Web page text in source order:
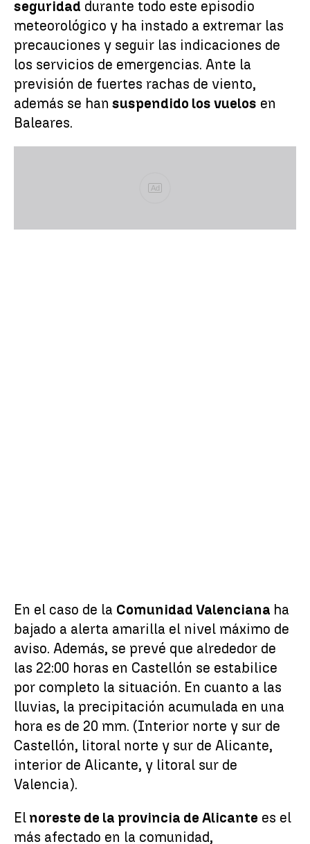
seguridad durante todo este episodio
meteorológico y ha instado a extremar las
precauciones y seguir las indicaciones de
los servicios de emergencias. Ante la
previsión de fuertes rachas de viento,
además se han suspendido los vuelos en
Baleares.
Ad
En el caso de la Comunidad Valenciana ha
bajado a alerta amarilla el nivel máximo de
aviso. Además, se prevé que alrededor de
las 22:00 horas en Castellón se estabilice
por completo la situación. En cuanto a las
lluvias, la precipitación acumulada en una
hora es de 20 mm. (Interior norte y sur de
Castellón, litoral norte y sur de Alicante,
interior de Alicante, y litoral sur de
Valencia).
El noreste de la provincia de Alicante es el
más afectado en la comunidad,